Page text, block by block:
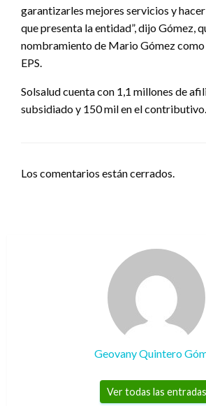
garantizarles mejores servicios y
que presenta la entidad”, dijo Gómez,
nombramiento de Mario Gómez
EPS.
Solsalud cuenta con 1,1 millones de
subsidiado y 150 mil en el contributivo.
Los comentarios están cerrados.
Geovany Quintero
Ver todas las entradas